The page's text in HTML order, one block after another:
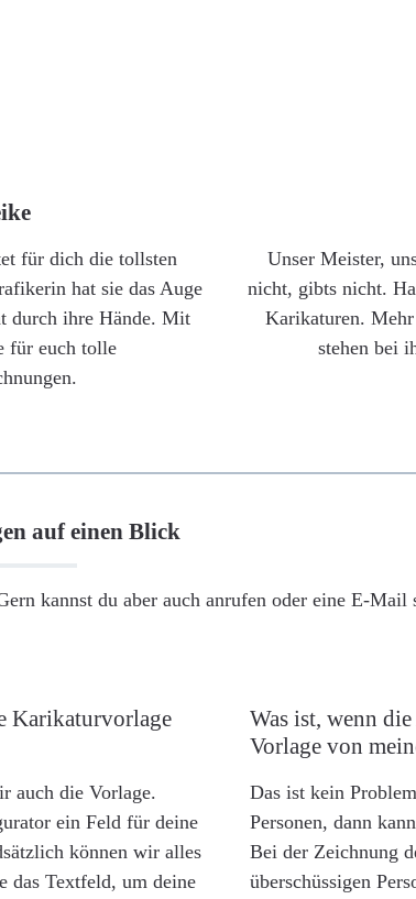
für dich die tollsten
hat sie das Auge
durch ihre Hände. Mit
für euch tolle
Unser Meister,
nicht, gibts nicht.
Karikaturen.
stehen bei
auf einen Blick
kannst du aber auch anrufen oder eine E-Mail
Karikaturvorlage
auch die Vorlage.
ein Feld für deine
können wir alles
das Textfeld, um deine
Was ist, wenn
Vorlage von
Das ist kein
Personen, dann
Bei der Zeichnung
überschüssigen